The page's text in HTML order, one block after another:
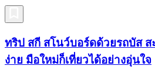
ทริป สกี สโนว์บอร์ดด้วยรถบัส ส
ง่าย มือใหม่ก็เที่ยวได้อย่างอุ่นใจ